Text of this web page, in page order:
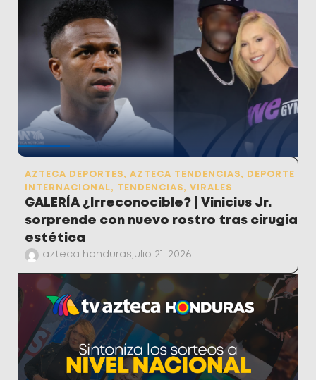
AZTECA DEPORTES, AZTECA TENDENCIAS,
DEPORTE
INTERNACIONAL, TENDENCIAS, VIRALES
GALERÍA ¿Irreconocible? | Vinicius Jr.
sorprende con nuevo rostro tras cirugía
estética
azteca honduras julio 21, 2026